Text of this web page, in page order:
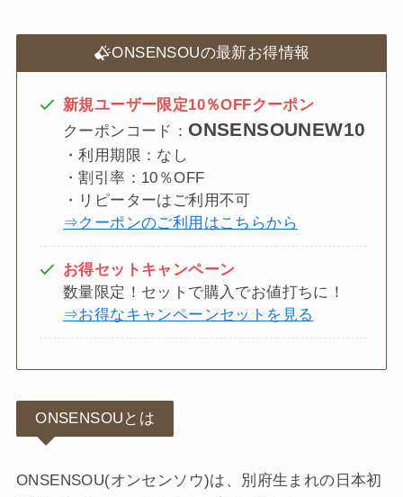
ONSENSOUの最新お得情報
新規ユーザー限定10％OFFクーポン
クーポンコード： ONSENSOUNEW10
・利用期限：なし
・割引率：10％OFF
・リピーターはご利用不可
⇒クーポンのご利用はこちらから
お得セットキャンペーン
数量限定！セットで購入でお値打ちに！
⇒お得なキャンペーンセットを見る
ONSENSOUとは
ONSENSOU(オンセンソウ)は、別府生まれの日本初